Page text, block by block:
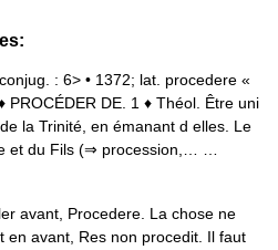
: 6> • 1372; lat. procedere «
PROCÉDER DE. 1 ♦ Théol. Être uni
la Trinité, en émanant d elles. Le
et du Fils (⇒ procession,… …
avant, Procedere. La chose ne
en avant, Res non procedit. Il faut